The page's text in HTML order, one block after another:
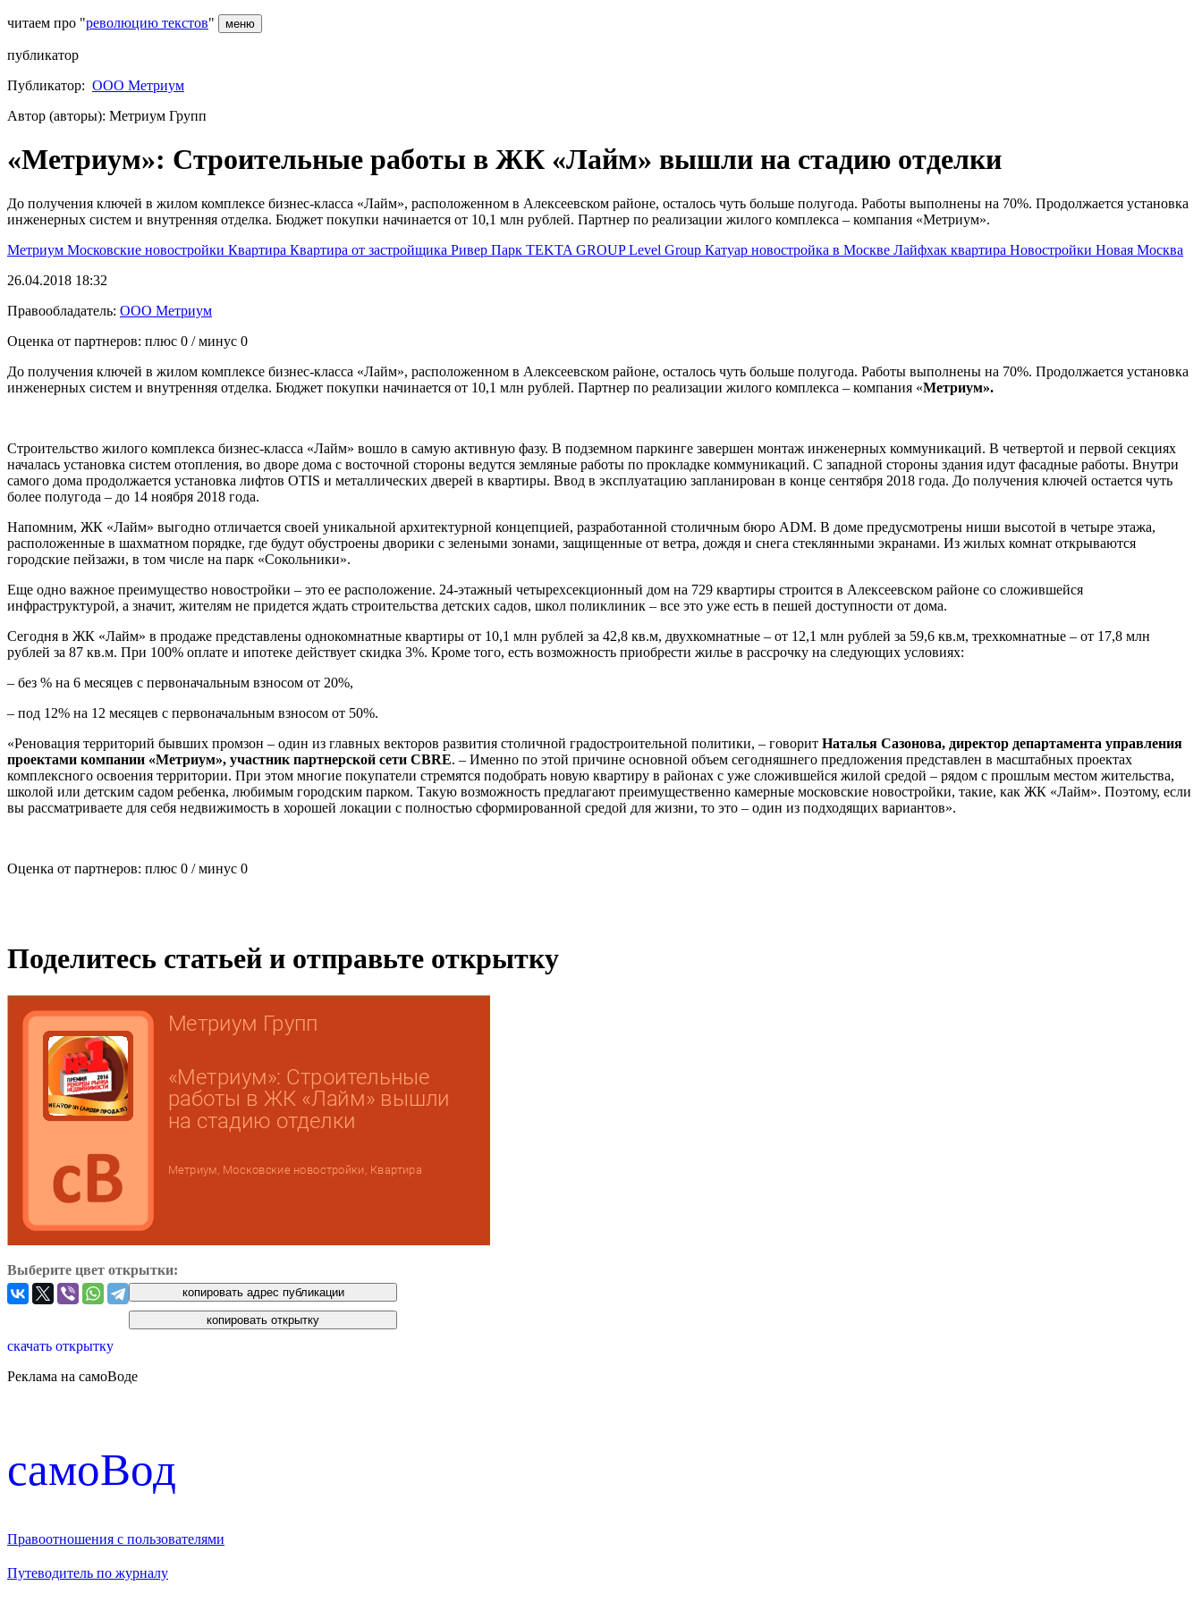
читаем про "революцию текстов" меню
публикатор
Публикатор: ООО Метриум
Автор (авторы): Метриум Групп
«Метриум»: Строительные работы в ЖК «Лайм» вышли на стадию отделки
До получения ключей в жилом комплексе бизнес-класса «Лайм», расположенном в Алексеевском районе, осталось чуть больше полугода. Работы выполнены на 70%. Продолжается установка
инженерных систем и внутренняя отделка. Бюджет покупки начинается от 10,1 млн рублей. Партнер по реализации жилого комплекса – компания «Метриум».
Метриум Московские новостройки Квартира Квартира от застройщика Ривер Парк TEKTA GROUPLevel Group Катуар новостройка в Москве Лайфхак квартира Новостройки Новая Москва
26.04.2018 18:32
Правообладатель: ООО Метриум
Оценка от партнеров: плюс 0 / минус 0
До получения ключей в жилом комплексе бизнес-класса «Лайм», расположенном в Алексеевском районе, осталось чуть больше полугода. Работы выполнены на 70%. Продолжается установка
инженерных систем и внутренняя отделка. Бюджет покупки начинается от 10,1 млн рублей. Партнер по реализации жилого комплекса – компания «Метриум».
Строительство жилого комплекса бизнес-класса «Лайм» вошло в самую активную фазу. В подземном паркинге завершен монтаж инженерных коммуникаций. В четвертой и первой секциях
началась установка систем отопления, во дворе дома с восточной стороны ведутся земляные работы по прокладке коммуникаций. С западной стороны здания идут фасадные работы. Внутри
самого дома продолжается установка лифтов OTIS и металлических дверей в квартиры. Ввод в эксплуатацию запланирован в конце сентября 2018 года. До получения ключей остается чуть
более полугода – до 14 ноября 2018 года.
Напомним, ЖК «Лайм» выгодно отличается своей уникальной архитектурной концепцией, разработанной столичным бюро ADM. В доме предусмотрены ниши высотой в четыре этажа,
расположенные в шахматном порядке, где будут обустроены дворики с зелеными зонами, защищенные от ветра, дождя и снега стеклянными экранами. Из жилых комнат открываются
городские пейзажи, в том числе на парк «Сокольники».
Еще одно важное преимущество новостройки – это ее расположение. 24-этажный четырехсекционный дом на 729 квартиры строится в Алексеевском районе со сложившейся
инфраструктурой, а значит, жителям не придется ждать строительства детских садов, школ поликлиник – все это уже есть в пешей доступности от дома.
Сегодня в ЖК «Лайм» в продаже представлены однокомнатные квартиры от 10,1 млн рублей за 42,8 кв.м, двухкомнатные – от 12,1 млн рублей за 59,6 кв.м, трехкомнатные – от 17,8 млн
рублей за 87 кв.м. При 100% оплате и ипотеке действует скидка 3%. Кроме того, есть возможность приобрести жилье в рассрочку на следующих условиях:
– без % на 6 месяцев с первоначальным взносом от 20%,
– под 12% на 12 месяцев с первоначальным взносом от 50%.
«Реновация территорий бывших промзон – один из главных векторов развития столичной градостроительной политики, – говорит Наталья Сазонова, директор департамента управления
проектами компании «Метриум», участник партнерской сети CBRE. – Именно по этой причине основной объем сегодняшнего предложения представлен в масштабных проектах
комплексного освоения территории. При этом многие покупатели стремятся подобрать новую квартиру в районах с уже сложившейся жилой средой – рядом с прошлым местом жительства,
школой или детским садом ребенка, любимым городским парком. Такую возможность предлагают преимущественно камерные московские новостройки, такие, как ЖК «Лайм». Поэтому, если
вы рассматриваете для себя недвижимость в хорошей локации с полностью сформированной средой для жизни, то это – один из подходящих вариантов».
Оценка от партнеров: плюс 0 / минус 0
Поделитесь статьей и отправьте открытку
Выберите цвет открытки:
скачать открытку
Реклама на самоВоде
cамоВод
Правоотношения с пользователями
Путеводитель по журналу